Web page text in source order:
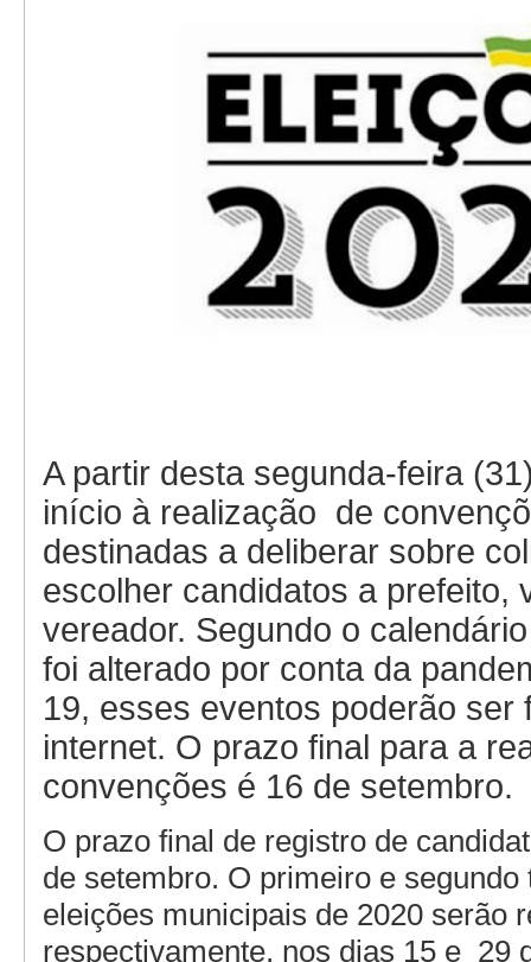
A partir desta segunda-feira
início à realização de
destinadas a deliberar sobre
escolher candidatos a prefeito,
vereador. Segundo o
foi alterado por conta da
19, esses eventos poderão ser
internet. O prazo final para a
convenções é 16 de setembro.
O prazo final de registro de
de setembro. O primeiro e segundo
eleições municipais de 2020 serão
respectivamente, nos dias 15 e 29